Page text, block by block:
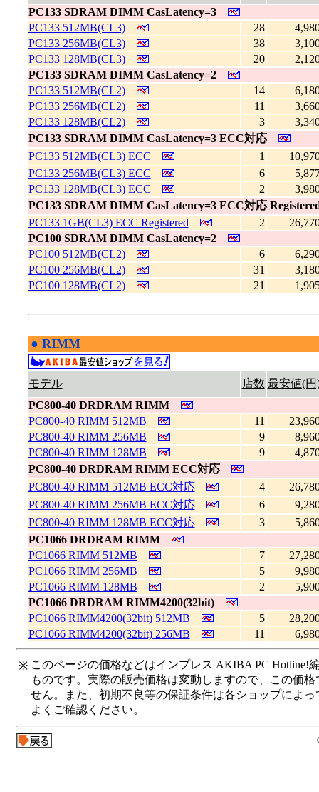
PC133 SDRAM DIMM CasLatency=3
PC133 512MB(CL3)
28
PC133 256MB(CL3)
38
PC133 128MB(CL3)
20
PC133 SDRAM DIMM CasLatency=2
PC133 512MB(CL2)
14
PC133 256MB(CL2)
11
PC133 128MB(CL2)
3
PC133 SDRAM DIMM CasLatency=3 ECC対応
PC133 512MB(CL3) ECC
1
PC133 256MB(CL3) ECC
6
PC133 128MB(CL3) ECC
2
PC133 SDRAM DIMM CasLatency=3 ECC対応
PC133 1GB(CL3) ECC Registered
2
PC100 SDRAM DIMM CasLatency=2
PC100 512MB(CL2)
6
PC100 256MB(CL2)
31
PC100 128MB(CL2)
21
● RIMM
モデル 店数 最安値(円
PC800-40 DRDRAM RIMM
PC800-40 RIMM 512MB
11
PC800-40 RIMM 256MB
9
PC800-40 RIMM 128MB
9
PC800-40 DRDRAM RIMM ECC対応
PC800-40 RIMM 512MB ECC対応
4
PC800-40 RIMM 256MB ECC対応
6
PC800-40 RIMM 128MB ECC対応
3
PC1066 DRDRAM RIMM
PC1066 RIMM 512MB
7
PC1066 RIMM 256MB
5
PC1066 RIMM 128MB
2
PC1066 DRDRAM RIMM4200(32bit)
PC1066 RIMM4200(32bit) 512MB
5
PC1066 RIMM4200(32bit) 256MB
11
※ このページの価格などはインプレス AKIBA PC Hotline!
ものです。実際の販売価格は変動しますので、この価
せん。また、初期不良等の保証条件は各ショップによ
よくご確認ください。